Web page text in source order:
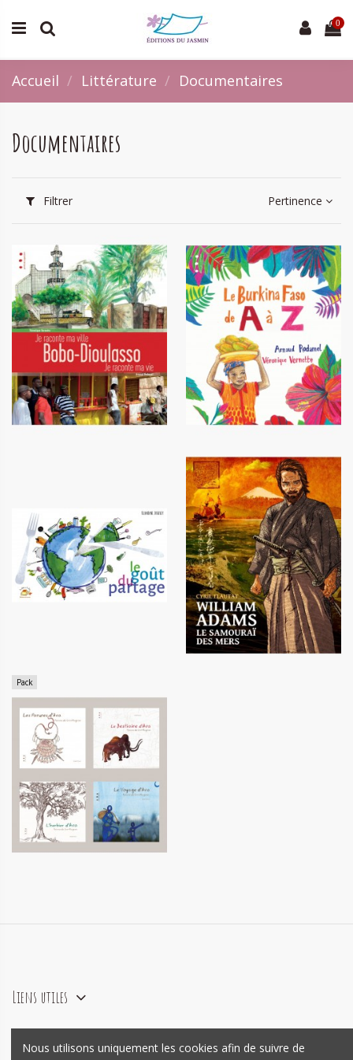
0
Accueil Littérature Documentaires
Documentaires
Filtrer Pertinence
Bobo-Dioulasso
25,00 €
Le Burkina Faso de A à Z
20,00 €
Le goût du partage
13,50 €
William Adams, le samouraï des
mers
14,90 €
Pack
Ava - la totale !
70,00 €
Liens utiles
Nous utilisons uniquement les cookies afin de suivre de